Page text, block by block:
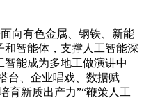
向有色金属、钢铁、新能
智能体，支撑人工智能深
能成为多地工做演讲中
台、企业唱戏、数据赋
育新质出产力”“鞭策人工